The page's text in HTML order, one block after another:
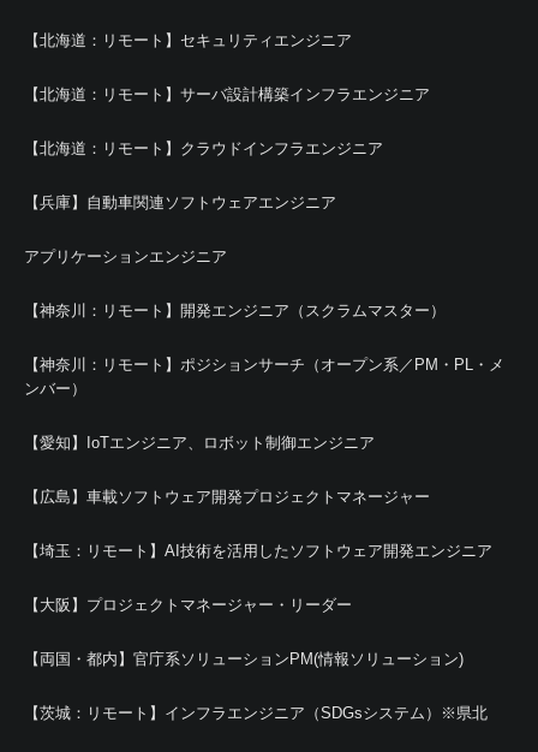
【北海道：リモート】セキュリティエンジニア
【北海道：リモート】サーバ設計構築インフラエンジニア
【北海道：リモート】クラウドインフラエンジニア
【兵庫】自動車関連ソフトウェアエンジニア
アプリケーションエンジニア
【神奈川：リモート】開発エンジニア（スクラムマスター）
【神奈川：リモート】ポジションサーチ（オープン系／PM・PL・メ
ンバー）
【愛知】IoTエンジニア、ロボット制御エンジニア
【広島】車載ソフトウェア開発プロジェクトマネージャー
【埼玉：リモート】AI技術を活用したソフトウェア開発エンジニア
【大阪】プロジェクトマネージャー・リーダー
【両国・都内】官庁系ソリューションPM(情報ソリューション)
【茨城：リモート】インフラエンジニア（SDGsシステム）※県北